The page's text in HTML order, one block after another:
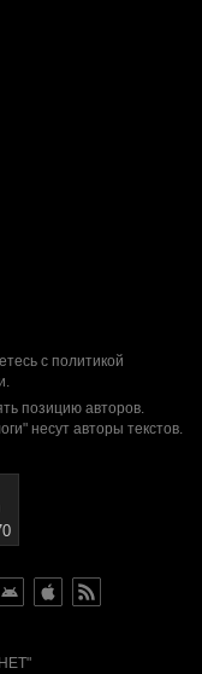
с политикой
.
позицию авторов.
несут авторы текстов.